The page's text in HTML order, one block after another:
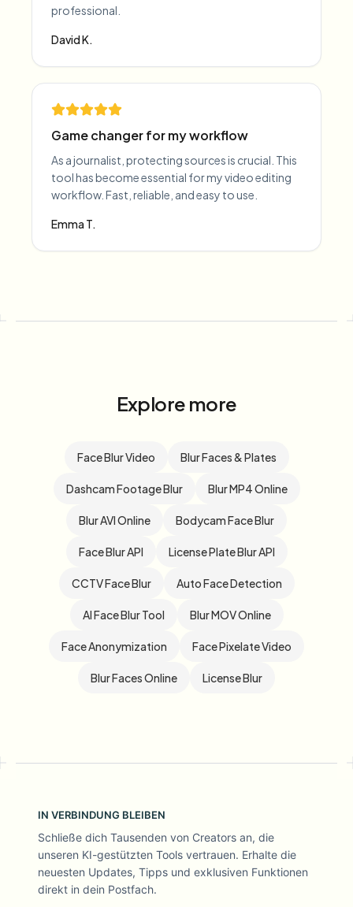
professional.
David K.
Game changer for my workflow
As a journalist, protecting sources is crucial. This
tool has become essential for my video editing
workflow. Fast, reliable, and easy to use.
Emma T.
Explore more
Face Blur Video Blur Faces & Plates
Dashcam Footage Blur Blur MP4 Online
Blur AVI Online Bodycam Face Blur
Face Blur API License Plate Blur API
CCTV Face Blur Auto Face Detection
AI Face Blur Tool Blur MOV Online
Face Anonymization Face Pixelate Video
Blur Faces Online License Blur
IN VERBINDUNG BLEIBEN
Schließe dich Tausenden von Creators an, die
unseren KI-gestützten Tools vertrauen. Erhalte die
neuesten Updates, Tipps und exklusiven Funktionen
direkt in dein Postfach.